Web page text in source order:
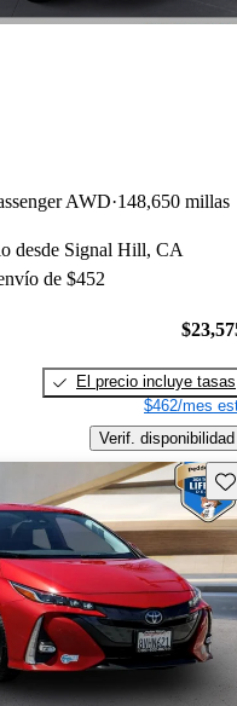
AWD 148,650 millas
desde Signal Hill, CA
de $452
El precio incluye tasas
$462/mes
Verif. disponibilidad